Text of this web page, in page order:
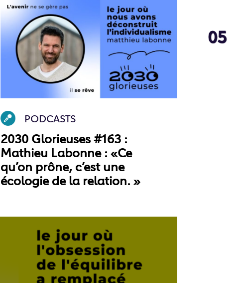
PODCASTS
2030 Glorieuses #163 :
Mathieu Labonne : «Ce
qu’on prône, c’est une
écologie de la relation. »
05